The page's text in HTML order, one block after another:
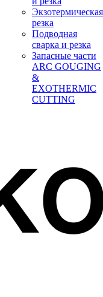
Экзотермическая
резка
Подводная
сварка и резка
Запасные части
ARC GOUGING
&
EXOTHERMIC
CUTTING